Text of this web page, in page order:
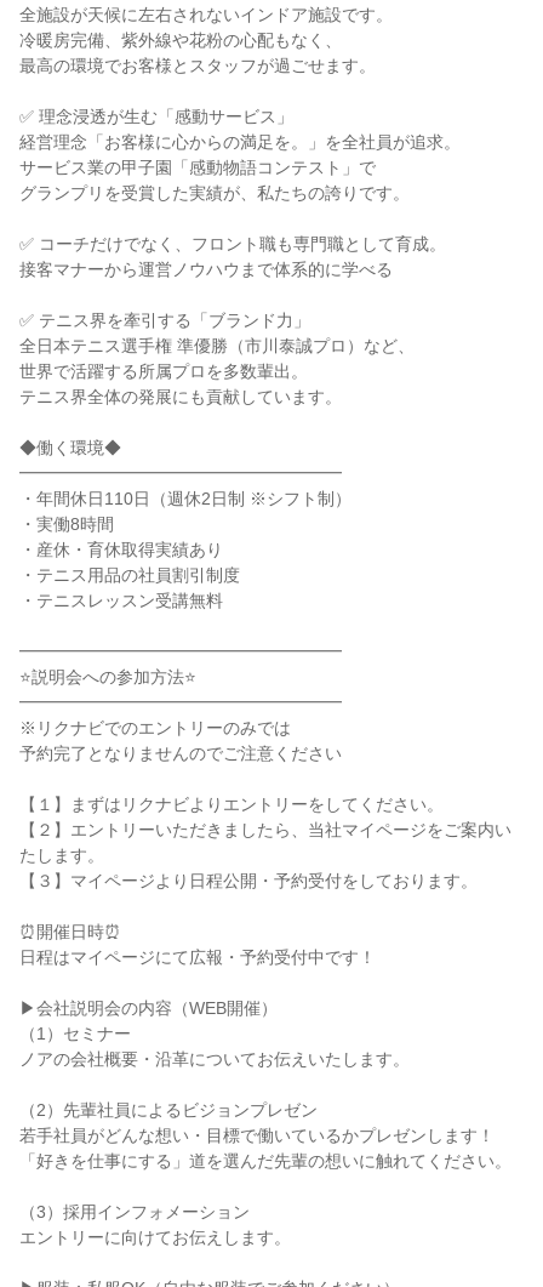
全施設が天候に左右されないインドア施設です。
冷暖房完備、紫外線や花粉の心配もなく、
最高の環境でお客様とスタッフが過ごせます。
✅ 理念浸透が生む「感動サービス」
経営理念「お客様に心からの満足を。」を全社員が追求。
サービス業の甲子園「感動物語コンテスト」で
グランプリを受賞した実績が、私たちの誇りです。
✅ コーチだけでなく、フロント職も専門職として育成。
接客マナーから運営ノウハウまで体系的に学べる
✅ テニス界を牽引する「ブランド力」
全日本テニス選手権 準優勝（市川泰誠プロ）など、
世界で活躍する所属プロを多数輩出。
テニス界全体の発展にも貢献しています。
◆働く環境◆
━━━━━━━━━━━━━━━━━━━
・年間休日110日（週休2日制 ※シフト制）
・実働8時間
・産休・育休取得実績あり
・テニス用品の社員割引制度
・テニスレッスン受講無料
━━━━━━━━━━━━━━━━━━━
⭐説明会への参加方法⭐
━━━━━━━━━━━━━━━━━━━
※リクナビでのエントリーのみでは
予約完了となりませんのでご注意ください
【１】まずはリクナビよりエントリーをしてください。
【２】エントリーいただきましたら、当社マイページをご案内い
たします。
【３】マイページより日程公開・予約受付をしております。
⏰開催日時⏰
日程はマイページにて広報・予約受付中です！
▶会社説明会の内容（WEB開催）
（1）セミナー
ノアの会社概要・沿革についてお伝えいたします。
（2）先輩社員によるビジョンプレゼン
若手社員がどんな想い・目標で働いているかプレゼンします！
「好きを仕事にする」道を選んだ先輩の想いに触れてください。
（3）採用インフォメーション
エントリーに向けてお伝えします。